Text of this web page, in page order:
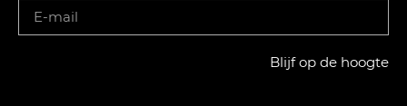
Blijf op de hoogte